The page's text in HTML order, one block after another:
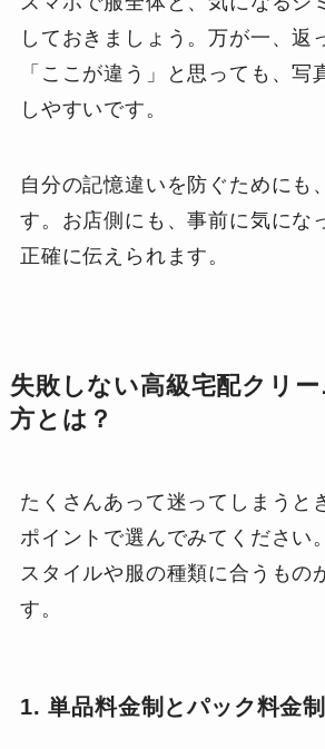
しておきましょう。万が一、返
「ここが違う」と思っても、写
しやすいです。
自分の記憶違いを防ぐためにも
す。お店側にも、事前に気にな
正確に伝えられます。
失敗しない高級宅配クリ
方とは？
たくさんあって迷ってしまうと
ポイントで選んでみてください
スタイルや服の種類に合うもの
す。
1. 単品料金制とパック料金